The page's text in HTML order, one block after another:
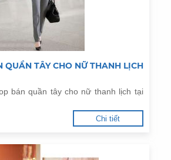
QUẦN TÂY CHO NỮ THANH LỊCH
bán quần tây cho nữ thanh lịch tại
Chi tiết